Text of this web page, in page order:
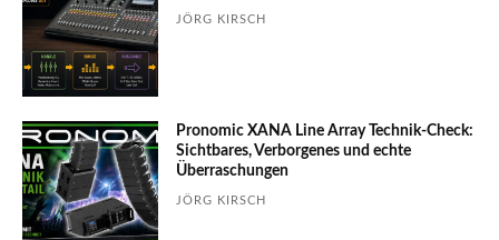
JÖRG KIRSCH
Pronomic XANA Line Array Technik-Check:
Sichtbares, Verborgenes und echte
Überraschungen
JÖRG KIRSCH